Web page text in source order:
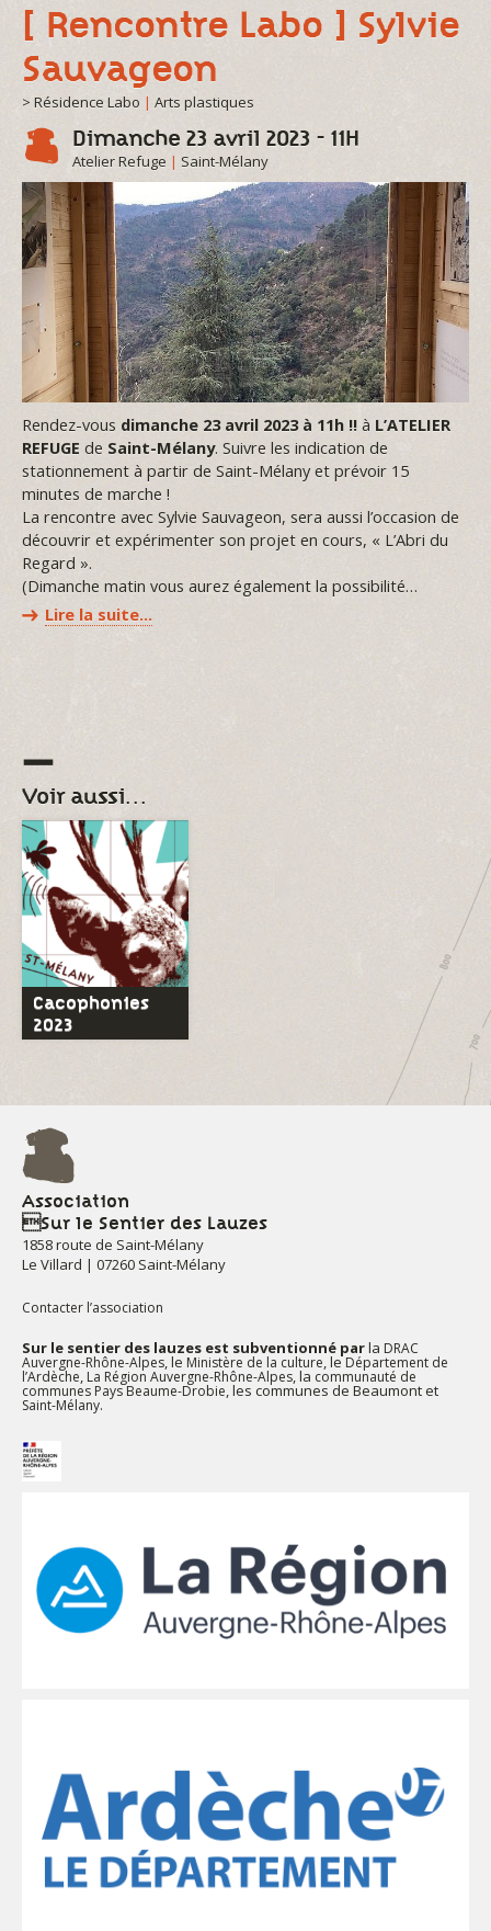
[ Rencontre Labo ] Sylvie
Sauvageon
> Résidence Labo | Arts plastiques
Dimanche 23 avril 2023 - 11H
Atelier Refuge | Saint-Mélany
Rendez-vous dimanche 23 avril 2023 à 11h !! à L’ATELIER
REFUGE de Saint-Mélany. Suivre les indication de
stationnement à partir de Saint-Mélany et prévoir 15
minutes de marche !
La rencontre avec Sylvie Sauvageon, sera aussi l’occasion de
découvrir et expérimenter son projet en cours, « L’Abri du
Regard ».
(Dimanche matin vous aurez également la possibilité…
Lire la suite…
Voir aussi…
Cacophonies
2023
Association
Sur le Sentier des Lauzes
1858 route de Saint-Mélany
Le Villard | 07260 Saint-Mélany
Contacter l’association
Sur le sentier des lauzes est subventionné parla DRAC
Auvergne-Rhône-Alpes, le Ministère de la culture, leDépartement de
l’Ardèche, La Région Auvergne-Rhône-Alpes, la communauté de
communes Pays Beaume-Drobie, les communes de Beaumont et
Saint-Mélany.